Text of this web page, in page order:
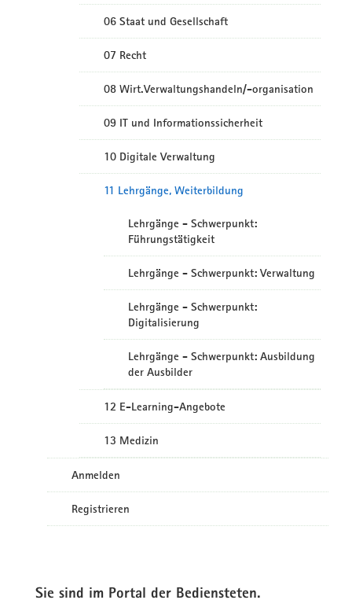
06 Staat und Gesellschaft
07 Recht
08 Wirt.Verwaltungshandeln/-organisation
09 IT und Informationssicherheit
10 Digitale Verwaltung
11 Lehrgänge, Weiterbildung
Lehrgänge - Schwerpunkt:
Führungstätigkeit
Lehrgänge - Schwerpunkt: Verwaltung
Lehrgänge - Schwerpunkt:
Digitalisierung
Lehrgänge - Schwerpunkt: Ausbildung
der Ausbilder
12 E-Learning-Angebote
13 Medizin
Anmelden
Registrieren
Sie sind im Portal der Bediensteten.